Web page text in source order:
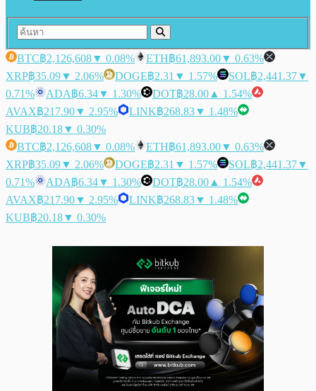
BTC฿2,126,608▼ 0.08% ETH฿61,893.00▼ 0.63%
XRP฿35.09▼ 2.06% DOGE฿2.31 ▼ 1.57% SOL฿2,441.37▼
0.71%
ADA฿6.34▼ 1.30% DOT฿28.00 ▲ 1.54%
AVAX฿217.90▼ 2.95% LINK฿268.83▼ 1.48%
KUB฿20.18▼ 0.30%
BTC฿2,126,608▼ 0.08% ETH฿61,893.00▼ 0.63%
XRP฿35.09▼ 2.06% DOGE฿2.31 ▼ 1.57% SOL฿2,441.37▼
0.71%
ADA฿6.34▼ 1.30% DOT฿28.00 ▲ 1.54%
AVAX฿217.90▼ 2.95% LINK฿268.83▼ 1.48%
KUB฿20.18▼ 0.30%